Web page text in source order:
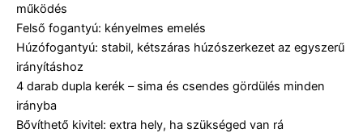
működés
Felső fogantyú: kényelmes emelés
Húzófogantyú: stabil, kétszáras húzószerkezet az egyszerű
irányításhoz
4 darab dupla kerék – sima és csendes gördülés minden
irányba
Bővíthető kivitel: extra hely, ha szükséged van rá